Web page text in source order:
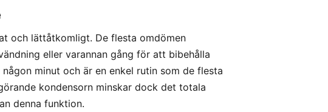
och lättåtkomligt. De flesta omdömen
eller varannan gång för att bibehålla
minut och är en enkel rutin som de flesta
kondensorn minskar dock det totala
denna funktion.